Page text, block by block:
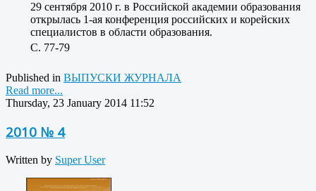
29 сентября 2010 г. в Российской академии образования
открылась 1-ая конференция российских и корейских
специалистов в области образования.
C. 77-79
Published in ВЫПУСКИ ЖУРНАЛА
Read more...
Thursday, 23 January 2014 11:52
2010 № 4
Written by Super User